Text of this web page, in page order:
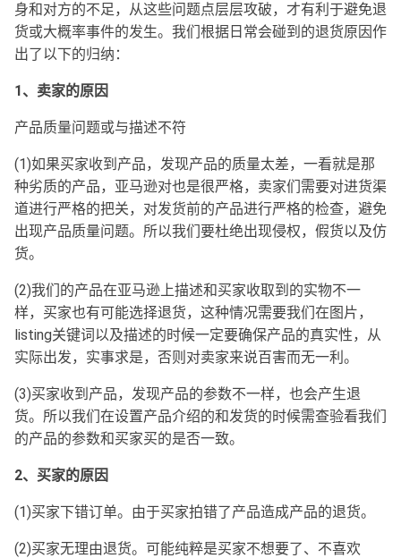
身和对方的不足，从这些问题点层层攻破，才有利于避免退
货或大概率事件的发生。我们根据日常会碰到的退货原因作
出了以下的归纳：
1、卖家的原因
产品质量问题或与描述不符
(1)如果买家收到产品，发现产品的质量太差，一看就是那
种劣质的产品，亚马逊对也是很严格，卖家们需要对进货渠
道进行严格的把关，对发货前的产品进行严格的检查，避免
出现产品质量问题。所以我们要杜绝出现侵权，假货以及仿
货。
(2)我们的产品在亚马逊上描述和买家收取到的实物不一
样，买家也有可能选择退货，这种情况需要我们在图片，
listing关键词以及描述的时候一定要确保产品的真实性，从
实际出发，实事求是，否则对卖家来说百害而无一利。
(3)买家收到产品，发现产品的参数不一样，也会产生退
货。所以我们在设置产品介绍的和发货的时候需查验看我们
的产品的参数和买家买的是否一致。
2、买家的原因
(1)买家下错订单。由于买家拍错了产品造成产品的退货。
(2)买家无理由退货。可能纯粹是买家不想要了、不喜欢